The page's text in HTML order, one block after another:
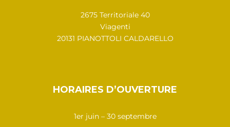
2675 Territoriale 40
Viagenti
20131 PIANOTTOLI CALDARELLO
HORAIRES D’OUVERTURE
1er juin – 30 septembre